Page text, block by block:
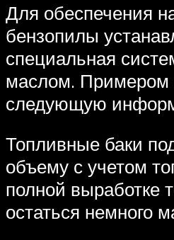
Для обеспечения
бензопилы
специальная
маслом. Примером
следующую
Топливные баки
объему с учетом
полной выработке
остаться немного